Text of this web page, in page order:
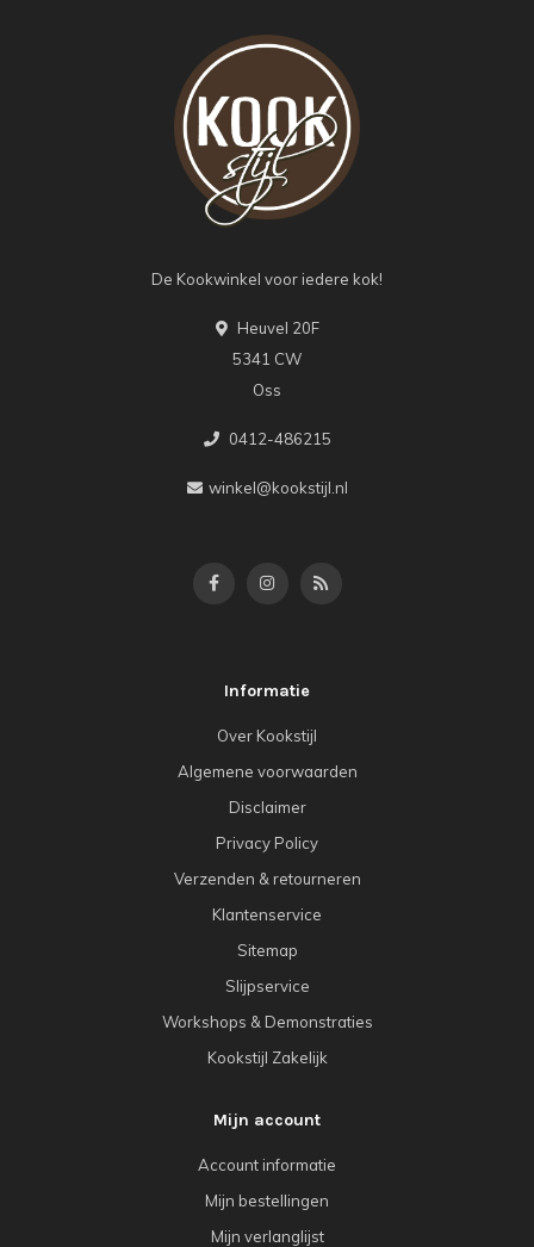
De Kookwinkel voor iedere kok!
Heuvel 20F
5341 CW
Oss
0412-486215
winkel@kookstijl.nl
Informatie
Over Kookstijl
Algemene voorwaarden
Disclaimer
Privacy Policy
Verzenden & retourneren
Klantenservice
Sitemap
Slijpservice
Workshops & Demonstraties
Kookstijl Zakelijk
Mijn account
Account informatie
Mijn bestellingen
Mijn verlanglijst